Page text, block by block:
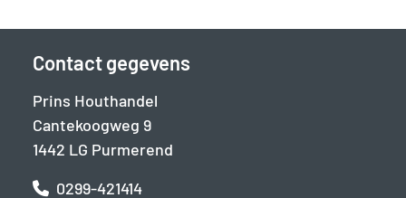
Contact gegevens
Prins Houthandel
Cantekoogweg 9
1442 LG Purmerend
0299-421414